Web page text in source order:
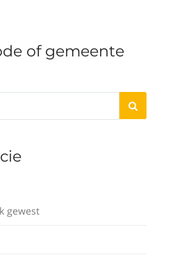
of gemeente
gewest